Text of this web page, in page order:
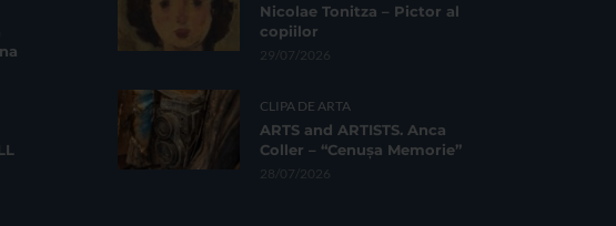
Nicolae Tonitza – Pictor al
copiilor
29/07/2026
CLIPA DE ARTA
ARTS and ARTISTS. Anca
Coller – “Cenușa Memorie”
28/07/2026